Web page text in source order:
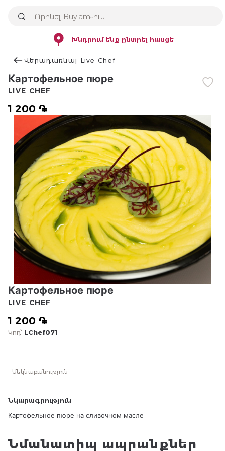
Խնդրում ենք ընտրել հասցե
Վերադառնալ Live Chef
Картофельное пюре
1 200 ֏
LIVE CHEF
Картофельное пюре
1 200 ֏
LIVE CHEF
Կոդ՝ LChef071
Մեկնաբանություն
Նկարագրություն
Картофельное пюре на сливочном масле
Նմանատիպ ապրանքներ